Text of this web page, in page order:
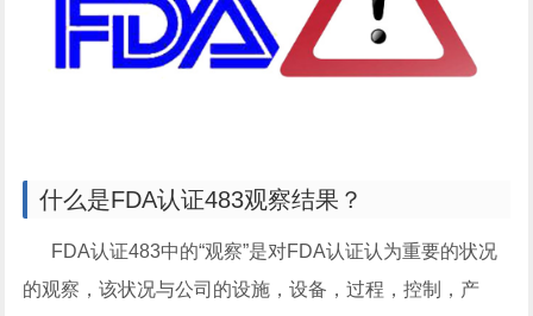
什么是FDA认证483观察结果？
FDA认证483中的“观察”是对FDA认证认为重要的状况
的观察，该状况与公司的设施，设备，过程，控制，产